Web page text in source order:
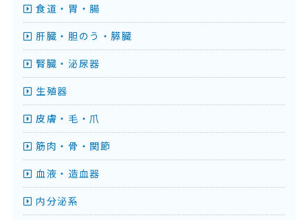
食道・胃・腸
肝臓・胆のう・膵臓
腎臓・泌尿器
生殖器
皮膚・毛・爪
筋肉・骨・関節
血液・造血器
内分泌系